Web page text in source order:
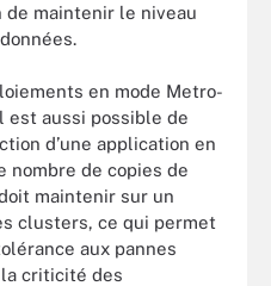
maintenir le niveau
en mode Metro-
aussi possible de
d’une application en
nombre de copies de
maintenir sur un
clusters, ce qui permet
aux pannes
criticité des